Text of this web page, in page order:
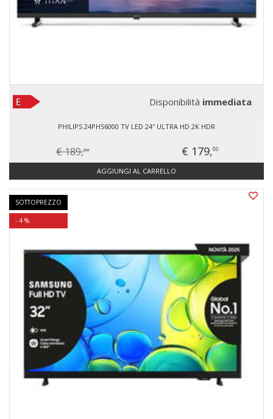
Disponibilità immediata
PHILIPS 24PHS6000 TV LED 24'' ULTRA HD 2K HDR
€ 189,00 € 179,00
AGGIUNGI AL CARRELLO
SOTTOPREZZO
- 4 %